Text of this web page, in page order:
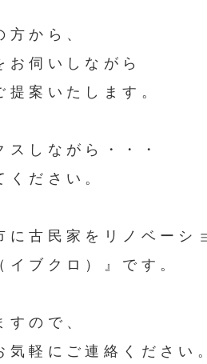
から、
伺いしながら
案いたします。
しながら・・・
ださい。
古民家をリノベーシ
イブクロ）』です。
ので、
軽にご連絡ください。